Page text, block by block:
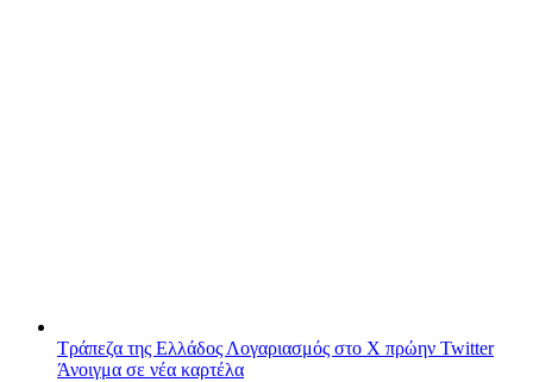
Τράπεζα της Ελλάδος Λογαριασμός στο X πρώην Twitter
Άνοιγμα σε νέα καρτέλα